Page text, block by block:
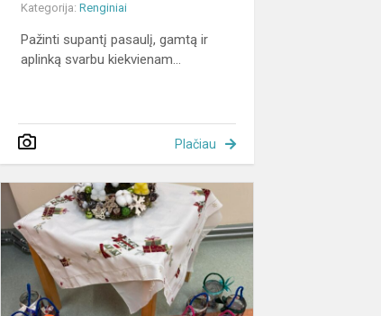
Kategorija:Renginiai
Pažinti supantį pasaulį, gamtą ir
aplinką svarbu kiekvienam...
Plačiau